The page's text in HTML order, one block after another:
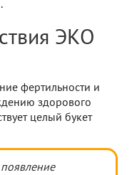
ЭКО
фертильности и
здорового
целый букет